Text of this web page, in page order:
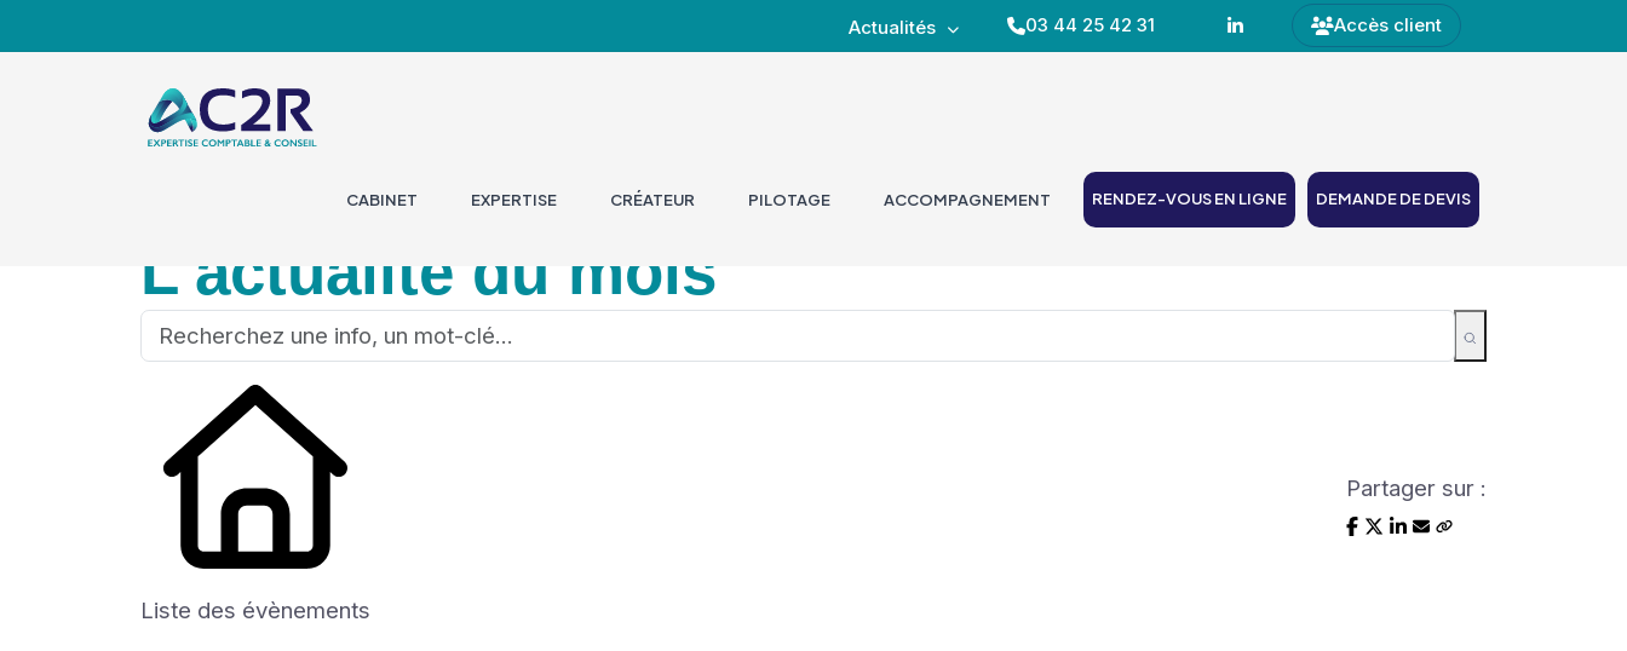
Actualités 03 44 25 42 31 Accès client
CABINET EXPERTISE CRÉATEUR PILOTAGE ACCOMPAGNEMENT RENDEZ-VOUS EN LIGNE DEMANDE DE DEVIS
L'actualité du mois
Liste des évènements
Partager sur :